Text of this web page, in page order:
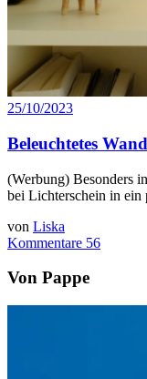
25/10/2023
Beleuchtetes
(Werbung) Besonders
bei Lichterschein in ein
von Liska
Kommentare 56
Von Pappe